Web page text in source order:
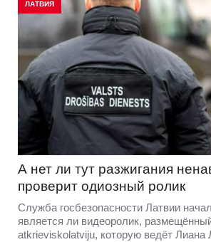
ЛАТВИЯ
А нет ли тут разжигания
проверит одиозный ролик
Служба госбезопасности Латвии
является ли видеоролик,
atkrieviskolatviju, которую ведёт Лиана